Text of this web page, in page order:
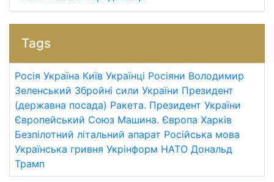
Tags
Росія Україна Київ Українці Росіяни Володимир
Зеленський Збройні сили України Президент
(державна посада) Ракета. Президент України
Європейський Союз Машина. Європа Харків
Безпілотний літальний апарат Російська мова
Українська гривня Укрінформ НАТО Дональд
Трамп